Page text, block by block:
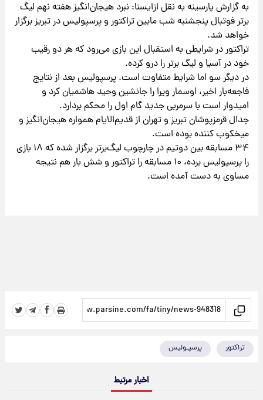
به گزارش پارسینه به نقل ازایسنا: نبرد هیجان‌انگیز هفته نهم لیگ
برتر فوتبال پنجشنبه شب مابین تراکتور و پرسپولیس در تبریز برگزار
خواهد شد.
تراکتور در شرایطی به استقبال این بازی می‌رود که هر دو رقیب
خود در آسیا و لیگ برتر را درو کرده.
در دیگر سو اما شرایط متفاوت است. پرسپولیس بعد از نتایج
فاجعه‌بار اخیر، اوسمار ویرا را جانشین وحید هاشمیان کرد و
امیدوار است با سرمربی جدید گام اول را محکم بردارد.
جدال قرمزپوشان تبریز و تهران از قدیم‌الایام همواره هیجان‌انگیز و
میخکوب کننده بوده است.
۳۴ مسابقه بین دوتیم در چارچوب لیگ‌برتر برگزار شده که ۱۸ بازی
را پرسپولیس برده، ۱۰ مسابقه را تراکتور و شش بار هم نتیجه
مساوی به دست آمده است.
تراکتور پرسپـولیس
اخبار مرتبط